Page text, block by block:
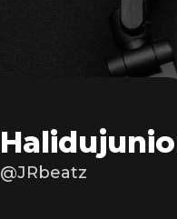
@JRbeatz